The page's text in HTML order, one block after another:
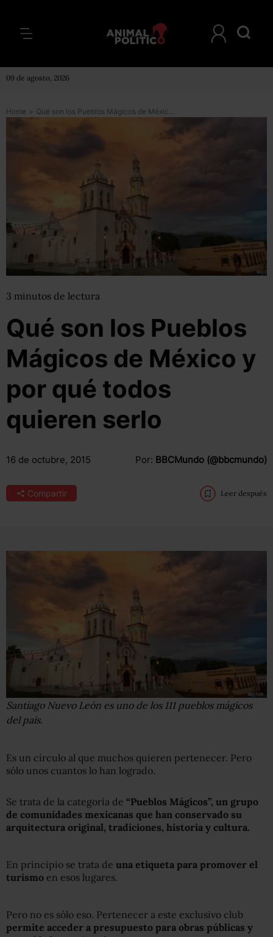
09 de agosto, 2026
Home > Qué son los Pueblos Mágicos de México y por qué todos quieren serlo
3 minutos de lectura
Qué son los Pueblos
Mágicos de México y
por qué todos
quieren serlo
16 de octubre, 2015 Por: BBCMundo (@bbcmundo)
Compartir Leer después
Santiago Nuevo León es uno de los 111 pueblos mágicos
del país.
Es un círculo al que muchos quieren pertenecer. Pero
sólo unos cuantos lo han logrado.
Se trata de la categoría de “Pueblos Mágicos”, un grupo
de comunidades mexicanas que han conservado su
arquitectura original, tradiciones, historia y cultura.
En principio se trata de una etiqueta para promover el
turismo en esos lugares.
Pero no es sólo eso. Pertenecer a este exclusivo club
permite acceder a presupuesto para obras públicas y